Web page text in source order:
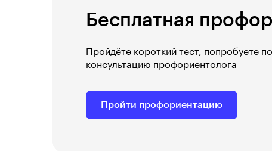
Бесплатная
Пройдёте короткий тест, попробуете
консультацию профориентолога
Пройти профориентацию